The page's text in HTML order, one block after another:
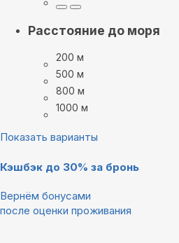
Расстояние до моря
200 м
500 м
800 м
1000 м
Показать варианты
Кэшбэк до 30% за бронь
Вернём бонусами
после оценки проживания